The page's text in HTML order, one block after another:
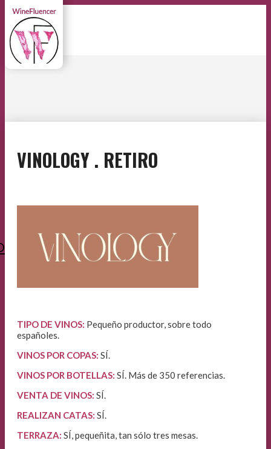
VINOLOGY . RETIRO
TIPO DE VINOS: Pequeño productor, sobre todo
españoles.
VINOS POR COPAS: SÍ.
VINOS POR BOTELLAS: SÍ. Más de 350 referencias.
VENTA DE VINOS: SÍ.
REALIZAN CATAS: SÍ.
TERRAZA: SÍ, pequeñita, tan sólo tres mesas.